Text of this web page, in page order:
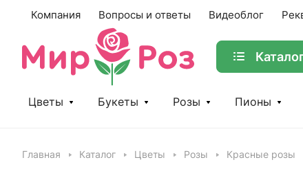
Компания Вопросы и ответы Видеоблог
Цветы Букеты Розы Пионы
Главная Каталог Цветы Розы Красные розы